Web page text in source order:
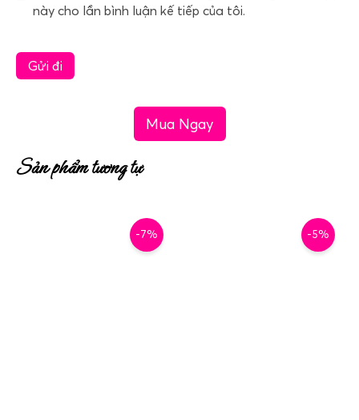
này cho lần bình luận kế tiếp của tôi.
Mua Ngay
Sản phẩm tương tự
-7% -5%